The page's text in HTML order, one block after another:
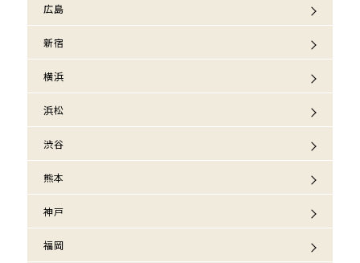
広島
新宿
横浜
浜松
渋谷
熊本
神戸
福岡